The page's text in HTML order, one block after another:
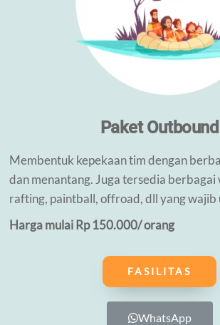
Paket Outbound
Membentuk kepekaan tim dengan
dan menantang. Juga tersedia berbagai
rafting, paintball, offroad, dll yang wajib
Harga mulai Rp 150.000/ orang
FASILITAS
WhatsApp